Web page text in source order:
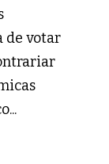
de votar